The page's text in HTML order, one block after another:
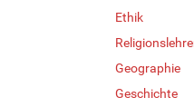
Ethik
Geographie
Geschichte